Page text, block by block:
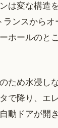
は変な構造
ランスから
ホールのと
ため水浸し
で降り、エ
動ドアが開